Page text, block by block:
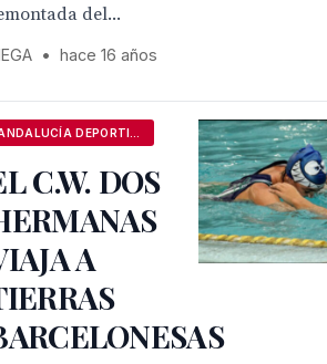
del...
• hace 16 años
C.W. DOS
A